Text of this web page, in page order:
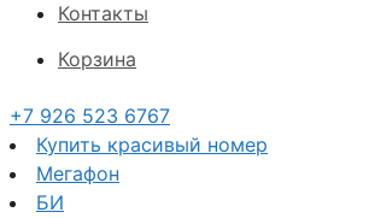
Контакты
Корзина
+7 926 523 6767
Купить красивый номер
Мегафон
БИ